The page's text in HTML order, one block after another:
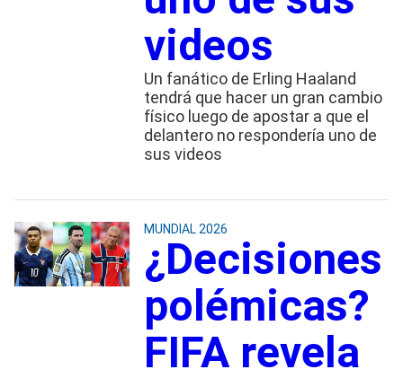
videos
Un fanático de Erling Haaland
tendrá que hacer un gran cambio
físico luego de apostar a que el
delantero no respondería uno de
sus videos
MUNDIAL 2026
¿Decisiones
polémicas?
FIFA revela